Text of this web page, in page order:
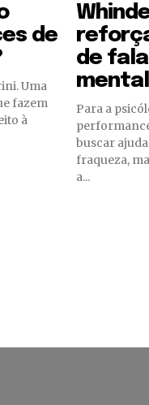
de
fazem
à
de
Para a
buscar
fraqueza,
a...